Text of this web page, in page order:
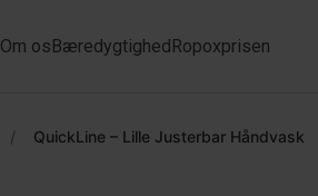
Om osBæredygtighedRopoxprisen
/ QuickLine – Lille Justerbar Håndvask